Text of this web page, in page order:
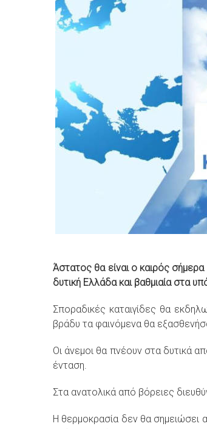
Άστατος θα είναι ο καιρός
δυτική Ελλάδα και βαθμιαία στα
Σποραδικές καταιγίδες θα
βράδυ τα φαινόμενα θα
Οι άνεμοι θα πνέουν στα δυτικά
ένταση.
Στα ανατολικά από βόρειες
Η θερμοκρασία δεν θα σημειώσει